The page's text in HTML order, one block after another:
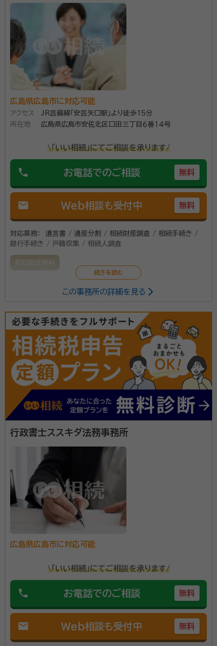
個室の面談室にてお客様のお越しを社員一同お待ちし
ております。相談対応する行政書士の顔写真も載せてお
りますので、ぜひホームページもご覧になったうえでお
気軽にお問い合わせください。
広島県広島市に対応可能
アクセス
JR芸備線「安芸矢口駅」より徒歩15分
所在地
広島県広島市安佐北区口田三丁目６番１４号
\「いい相続」にてご相談を承ります/
phone お電話でのご相談 無料
mail Web相談も受付中 無料
対応業務：
遺言書 / 遺産分割 / 相続財産調査 / 相続手続き /
銀行手続き / 戸籍収集 / 相続人調査
初回面談無料
【対応地域】広島県 【営業時間】平日9:00～17:00
この事務所の詳細を見る
行政書士ススキダ法務事務所
広島県広島市に対応可能
\「いい相続」にてご相談を承ります/
phone お電話でのご相談 無料
mail Web相談も受付中 無料